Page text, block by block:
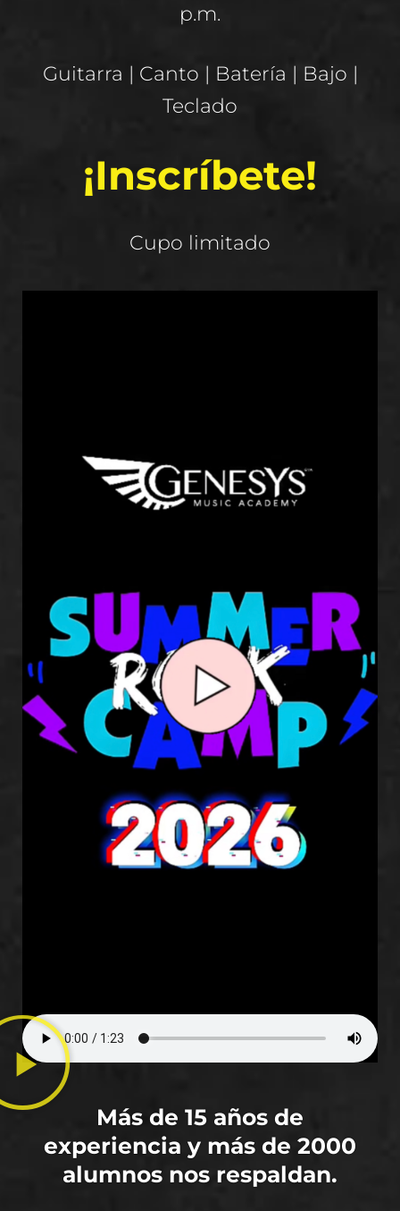
p.m.
Guitarra | Canto | Batería | Bajo |
Teclado
¡Inscríbete!
Cupo limitado
Más de 15 años de
experiencia y más de 2000
alumnos nos respaldan.